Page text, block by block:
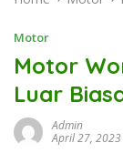
Motor
Motor
Luar
Admin
April 27, 2023